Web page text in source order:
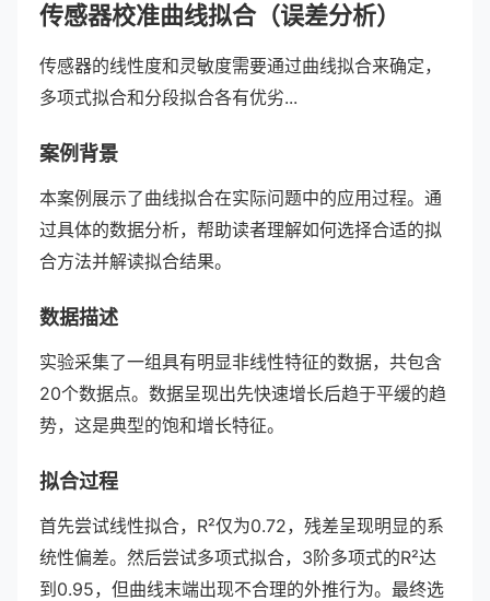
传感器校准曲线拟合（误差分析）
传感器的线性度和灵敏度需要通过曲线拟合来确定，
多项式拟合和分段拟合各有优劣...
案例背景
本案例展示了曲线拟合在实际问题中的应用过程。通
过具体的数据分析，帮助读者理解如何选择合适的拟
合方法并解读拟合结果。
数据描述
实验采集了一组具有明显非线性特征的数据，共包含
20个数据点。数据呈现出先快速增长后趋于平缓的趋
势，这是典型的饱和增长特征。
拟合过程
首先尝试线性拟合，R²仅为0.72，残差呈现明显的系
统性偏差。然后尝试多项式拟合，3阶多项式的R²达
到0.95，但曲线末端出现不合理的外推行为。最终选